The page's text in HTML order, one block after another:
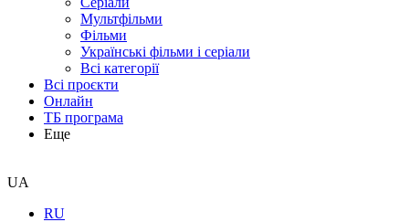
Мультфільми
Фільми
Українські фільми і серіали
Всі категорії
Всі проєкти
Онлайн
ТБ програма
Еще
UA
RU